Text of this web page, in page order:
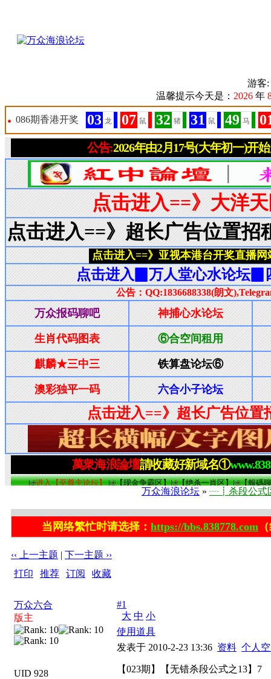
游
温馨提示今天是： 2026 年
万众海浪论坛 » ┈┋杀段公
当网络繁忙时请选择： https://bbs.838778.com
‹‹ 上一主题 | 下一主题 ››
打印
推荐 订阅
收藏
万众六合
版主
UID 928
#1
大 中 小
使用道具
发表于 2010-2-23 13:36 资料 个人
【023期】【无错杀段公式之13】7